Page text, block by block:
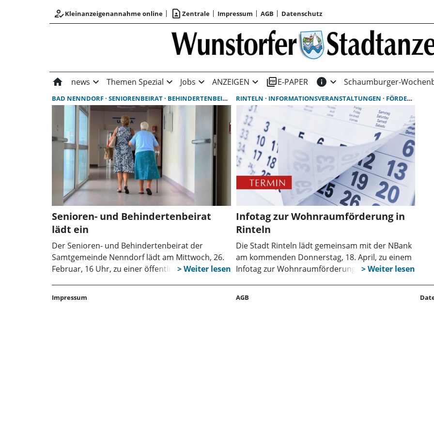
how_to_regKleinanzeigenannahme online contact_page Zentrale Impressum AGB Datenschutz
home news expand_more Themen Spezial expand_more Jobs expand_more ANZEIGEN expand_more picture_as_pdfE-PAPER info expand_more Schaumburger-
BAD NENNDORF SENIORENBEIRAT BEHINDERTENBEIRAT
Senioren- und Behindertenbeirat
lädt ein
Der Senioren- und Behindertenbeirat der
Samtgemeinde Nenndorf lädt am Mittwoch, 26.
Februar, 16 Uhr, zu einer öffentlichen Sitzung
Die Tagesordnung sieht Berichte aus der Arbeit
RINTELN INFORMATIONSVERANSTALTUNGEN FÖRDERUNG
Infotag zur Wohnraumförderung in
Rinteln
Die Stadt Rinteln lädt gemeinsam mit der NBank
am kommenden Donnerstag, 18. April, zu einem
Infotag zur Wohnraumförderung ein. Der Infotag
Impressum AGB